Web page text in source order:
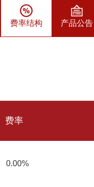
费率结构 产品公告
费率
0.00%